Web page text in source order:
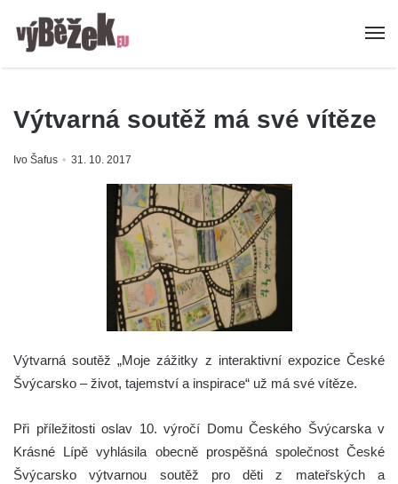
Výtvarná soutěž má své vítěze
Ivo Šafus 31. 10. 2017
Výtvarná soutěž „Moje zážitky z interaktivní expozice České
Švýcarsko – život, tajemství a inspirace“ už má své vítěze.
Při příležitosti oslav 10. výročí Domu Českého Švýcarska v
Krásné Lípě vyhlásila obecně prospěšná společnost České
Švýcarsko výtvarnou soutěž pro děti z mateřských a